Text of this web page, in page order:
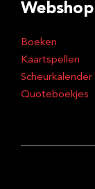
Webshop
Boeken
Kaartspellen
Scheurkalender
Quoteboekjes